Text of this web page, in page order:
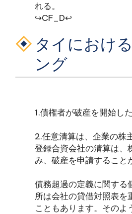
れる。
↪CF_D↩
タイにおけ
ング
1.債権者が破産を開始した
2.任意清算は、企業の株
登録合資会社の清算は、
み、破産を申請すること
債務超過の定義に関する
所は会社の貸借対照表を
こともあります。そのよ